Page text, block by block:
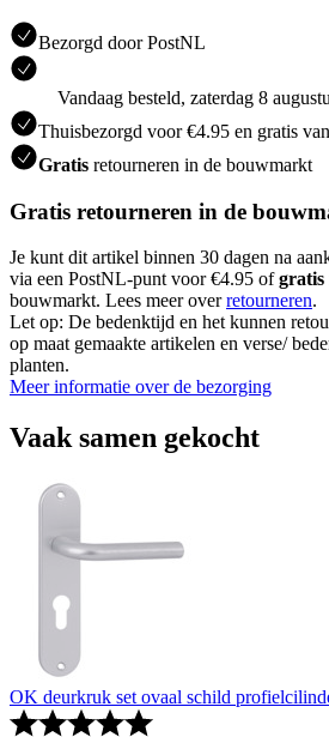
Bezorgd door PostNL
Vandaag besteld, zaterdag 8
Thuisbezorgd voor €4.95 en gratis
Gratis retourneren in de bouwmarkt
Gratis retourneren in de
Je kunt dit artikel binnen 30 dagen na
via een PostNL-punt voor €4.95 ofgratis
bouwmarkt. Lees meer overretourneren.
Let op: De bedenktijd en het kunnen
op maat gemaakte artikelen en verse/
planten.
Meer informatie over de bezorging
Vaak samen gekocht
OK deurkruk set ovaal schild